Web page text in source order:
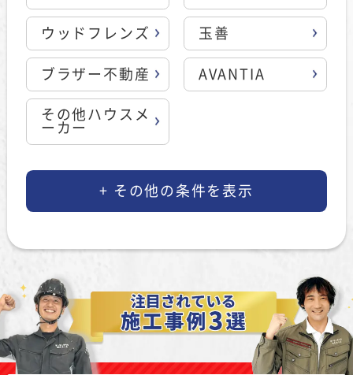
ウッドフレンズ 玉善
ブラザー不動産 AVANTIA
その他ハウスメ
ーカー